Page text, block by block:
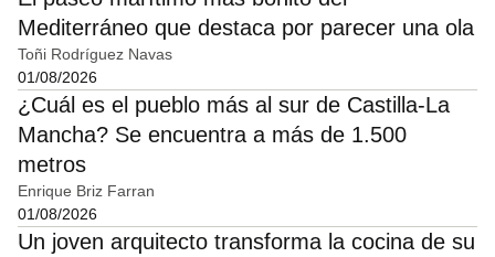
Mediterráneo que destaca por parecer una ola
Toñi Rodríguez Navas
01/08/2026
¿Cuál es el pueblo más al sur de Castilla-La
Mancha? Se encuentra a más de 1.500
metros
Enrique Briz Farran
01/08/2026
Un joven arquitecto transforma la cocina de su